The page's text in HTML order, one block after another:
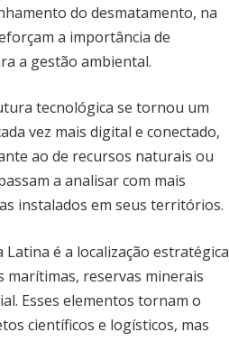
do desmatamento, na
a importância de
a gestão ambiental.
tecnológica se tornou um
vez mais digital e conectado,
ao de recursos naturais ou
a analisar com mais
instalados em seus territórios.
é a localização estratégica
reservas minerais
Esses elementos tornam o
científicos e logísticos, mas